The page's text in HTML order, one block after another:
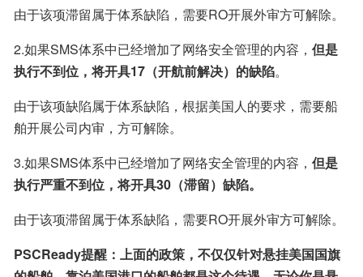
由于该项滞留属于体系缺陷，需要RO开展外审方可解除。
2.如果SMS体系中已经增加了网络安全管理的内容， 但是
执行不到位，将开具17（开航前解决）的缺陷。
由于该项缺陷属于体系缺陷，根据美国人的要求，需要船
舶开展公司内审，方可解除。
3.如果SMS体系中已经增加了网络安全管理的内容， 但是
执行严重不到位，将开具30（滞留）缺陷。
由于该项滞留属于体系缺陷，需要RO开展外审方可解除。
PSCReady提醒：上面的政策，不仅仅针对悬挂美国国旗